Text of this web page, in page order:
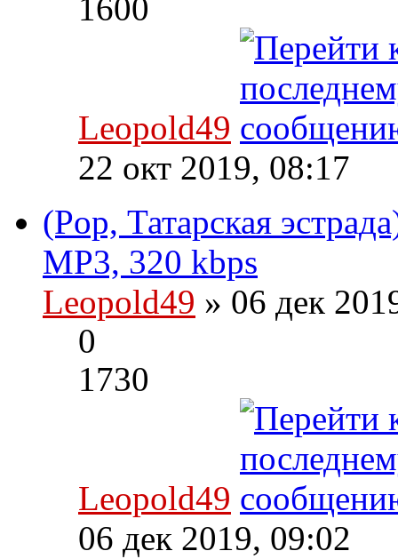
1600
Leopold49
22 окт 2019, 08:17
(Pop, Татарская
MP3, 320 kbps
Leopold49 » 06 дек
0
1730
Leopold49
06 дек 2019, 09:02